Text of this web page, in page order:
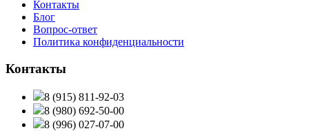
Контакты
Блог
Вопрос-ответ
Политика конфиденциальности
Контакты
8 (915) 811-92-03
8 (980) 692-50-00
8 (996) 027-07-00